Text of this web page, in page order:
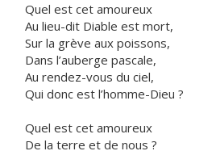
Quel est cet amoureux
Au lieu-dit Diable est mort,
Sur la grève aux poissons,
Dans l’auberge pascale,
Au rendez-vous du ciel,
Qui donc est l’homme-Dieu ?
Quel est cet amoureux
De la terre et de nous ?